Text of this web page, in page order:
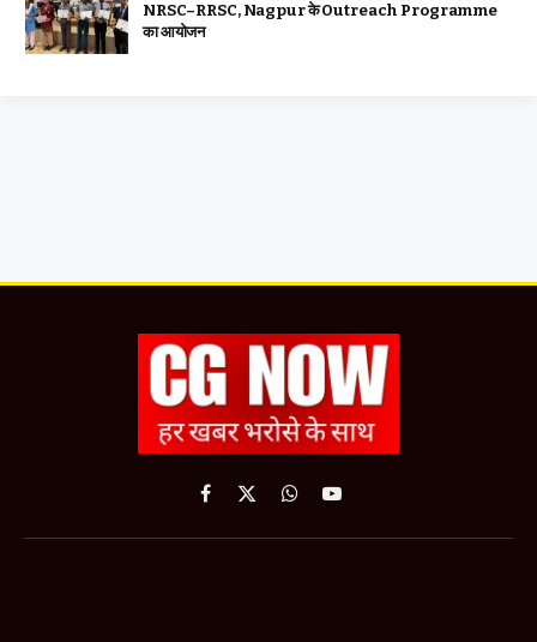
NRSC–RRSC, Nagpur के Outreach Programme
का आयोजन
Facebook
X
WhatsApp
YouTube